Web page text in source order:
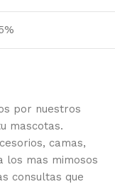
por nuestros
mascotas.
camas,
los mas mimosos
consultas que